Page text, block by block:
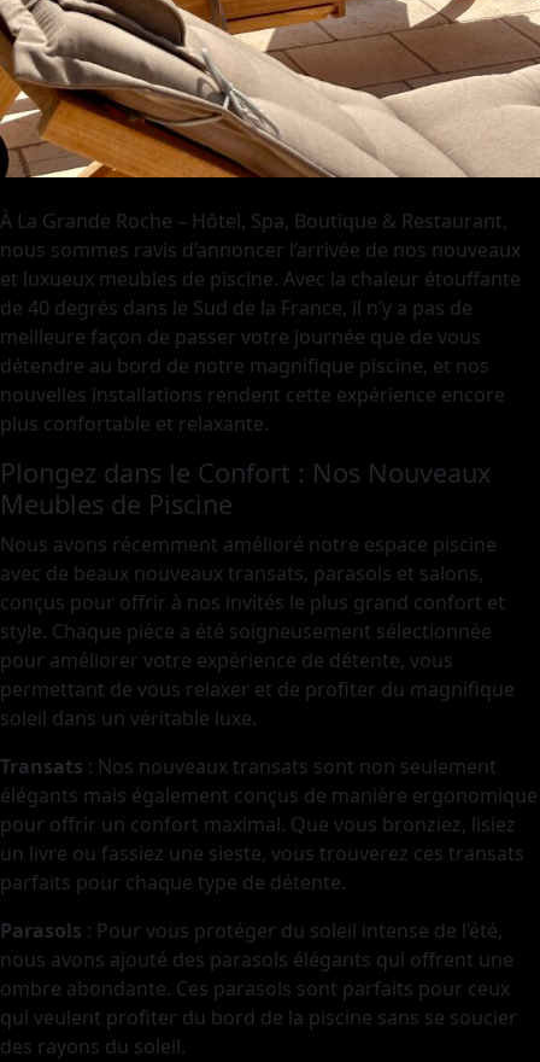
À La Grande Roche – Hôtel, Spa, Boutique & Restaurant,
nous sommes ravis d’annoncer l’arrivée de nos nouveaux
et luxueux meubles de piscine. Avec la chaleur étouffante
de 40 degrés dans le Sud de la France, il n’y a pas de
meilleure façon de passer votre journée que de vous
détendre au bord de notre magnifique piscine, et nos
nouvelles installations rendent cette expérience encore
plus confortable et relaxante.
Plongez dans le Confort : Nos Nouveaux
Meubles de Piscine
Nous avons récemment amélioré notre espace piscine
avec de beaux nouveaux transats, parasols et salons,
conçus pour offrir à nos invités le plus grand confort et
style. Chaque pièce a été soigneusement sélectionnée
pour améliorer votre expérience de détente, vous
permettant de vous relaxer et de profiter du magnifique
soleil dans un véritable luxe.
Transats : Nos nouveaux transats sont non seulement
élégants mais également conçus de manière ergonomique
pour offrir un confort maximal. Que vous bronziez, lisiez
un livre ou fassiez une sieste, vous trouverez ces transats
parfaits pour chaque type de détente.
Parasols : Pour vous protéger du soleil intense de l’été,
nous avons ajouté des parasols élégants qui offrent une
ombre abondante. Ces parasols sont parfaits pour ceux
qui veulent profiter du bord de la piscine sans se soucier
des rayons du soleil.